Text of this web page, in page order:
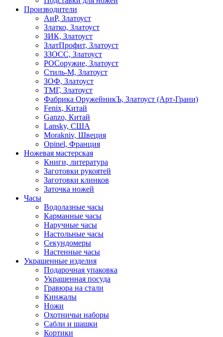
Производители
АиР, Златоуст
Златко, Златоуст
ЗИК, Златоуст
ЗлатПрофит, Златоуст
ЗЗОСС, Златоуст
РОСоружие, Златоуст
Стиль-М, Златоуст
ЗОФ, Златоуст
ТМГ, Златоуст
Фабрика ОружейникЪ, Златоуст (Арт-Грани)
Fenix, Китай
Ganzo, Китай
Lansky, США
Morakniv, Швеция
Opinel, Франция
Ножевая мастерская
Книги, литература
Заготовки рукоятей
Заготовки клинков
Заточка ножей
Часы
Водолазные часы
Карманные часы
Наручные часы
Настольные часы
Секундомеры
Настенные часы
Украшенные изделия
Подарочная упаковка
Украшенная посуда
Гравюра на стали
Кинжалы
Ножи
Охотничьи наборы
Сабли и шашки
Кортики